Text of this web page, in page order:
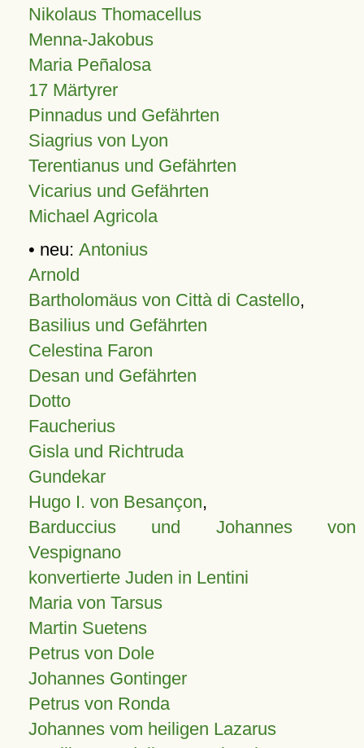
Nikolaus Thomacellus
Menna-Jakobus
Maria Peñalosa
17 Märtyrer
Pinnadus und Gefährten
Siagrius von Lyon
Terentianus und Gefährten
Vicarius und Gefährten
Michael Agricola
• neu: Antonius
Arnold
Bartholomäus von Città di Castello,
Basilius und Gefährten
Celestina Faron
Desan und Gefährten
Dotto
Faucherius
Gisla und Richtruda
Gundekar
Hugo I. von Besançon,
Barduccius und Johannes von
Vespignano
konvertierte Juden in Lentini
Maria von Tarsus
Martin Suetens
Petrus von Dole
Johannes Gontinger
Petrus von Ronda
Johannes vom heiligen Lazarus